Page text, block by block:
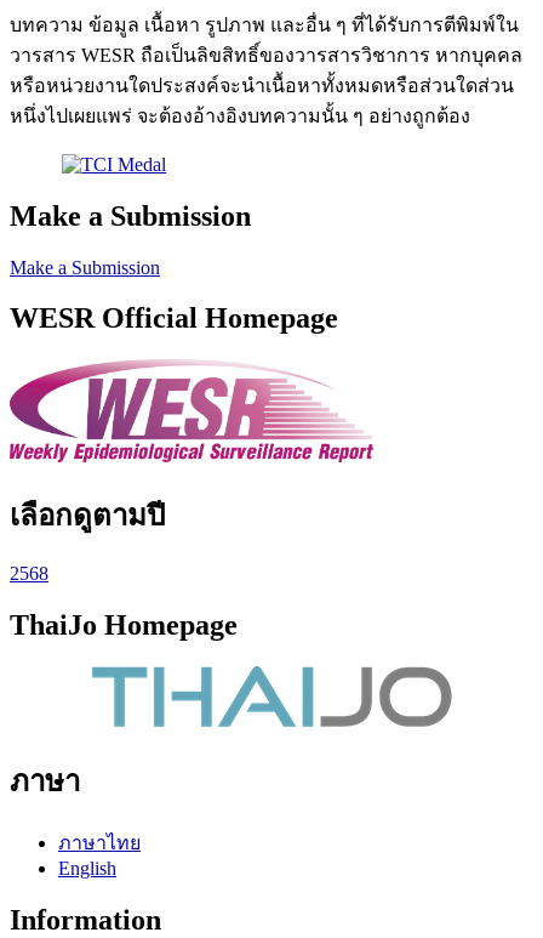
บทความ ข้อมูล เนื้อหา รูปภาพ และอื่น ๆ ที่ได้รับการตีพิมพ์ใน
วารสาร WESR ถือเป็นลิขสิทธิ์ของวารสารวิชาการ หากบุคคล
หรือหน่วยงานใดประสงค์จะนำเนื้อหาทั้งหมดหรือส่วนใดส่วน
หนึ่งไปเผยแพร่ จะต้องอ้างอิงบทความนั้น ๆ อย่างถูกต้อง
Make a Submission
Make a Submission
WESR Official Homepage
เลือกดูตามปี
2568
ThaiJo Homepage
ภาษา
ภาษาไทย
English
Information